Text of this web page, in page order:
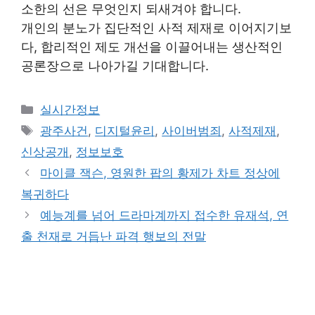
소한의 선은 무엇인지 되새겨야 합니다.
개인의 분노가 집단적인 사적 제재로 이어지기보
다, 합리적인 제도 개선을 이끌어내는 생산적인
공론장으로 나아가길 기대합니다.
Categories
실시간정보
Tags
광주사건, 디지털윤리 ,사이버범죄 ,사적제재 ,
신상공개 , 정보보호
마이클 잭슨, 영원한 팝의 황제가 차트 정상에
복귀하다
예능계를 넘어 드라마계까지 접수한 유재석, 연
출 천재로 거듭난 파격 행보의 전말